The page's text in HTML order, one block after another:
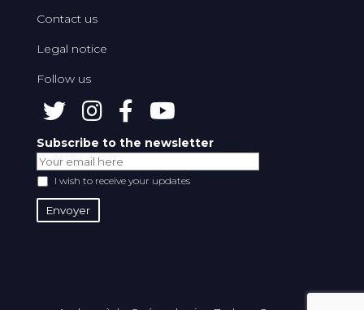
Contact us
Legal notice
Follow us
Subscribe to the newsletter
I wish to receive your updates